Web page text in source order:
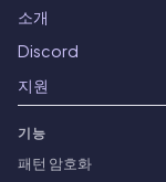
소개
Discord
지원
기능
패턴 암호화